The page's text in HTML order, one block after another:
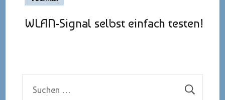
WLAN-Signal selbst einfach testen!